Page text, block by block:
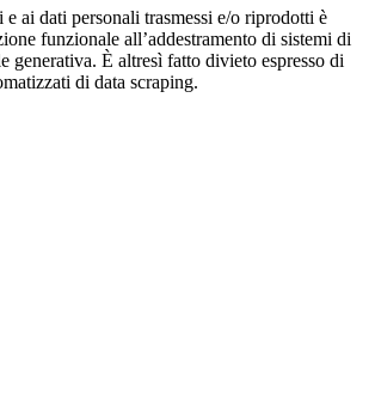
ai dati personali trasmessi e/o riprodotti è
funzionale all’addestramento di sistemi di
generativa. È altresì fatto divieto espresso di
di data scraping.